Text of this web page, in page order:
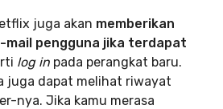
juga akan memberikan
mail pengguna jika terdapat
log in pada perangkat baru.
juga dapat melihat riwayat
nya. Jika kamu merasa